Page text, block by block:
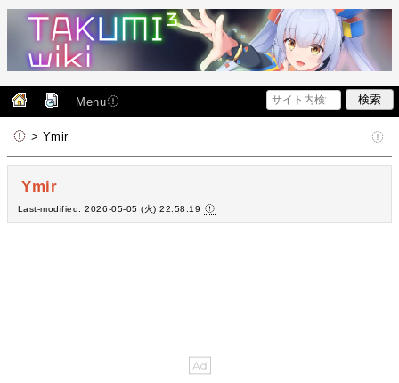
Menu
> Ymir
Ymir
Last-modified: 2026-05-05 (火) 22:58:19